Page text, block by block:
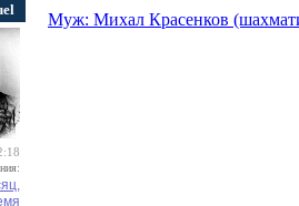
Муж: ​​Михал Красенков